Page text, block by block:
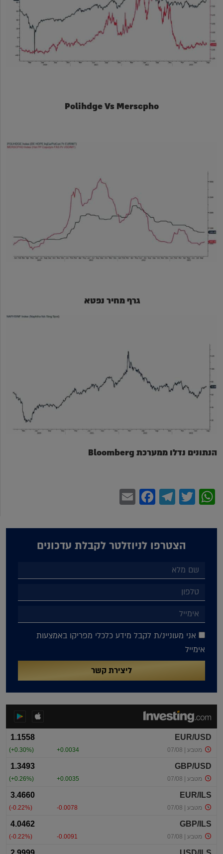
Polihdge Vs Merscpho
גרף מחיר נפטא
הנתונים נדלו ממערכת Bloomberg
WhatsApp
Twitter
Telegram
Facebook
הצטרפו לניוזלטר לקבלת עדכונים
אני מעוניינ/ת לקבל מידע כלכלי מפריקו באמצעות
אימייל
ליצירת קשר